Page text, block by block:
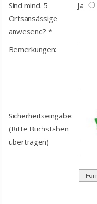
Sind mind. 5
Ortsansässige
anwesend? *
Ja
Bemerkungen:
Sicherheitseingabe:
(Bitte Buchstaben
übertragen)